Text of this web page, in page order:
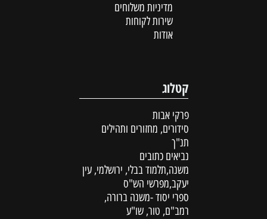
מדיניות משלוחים
שירות לקוחות
אודות
קטלוג
פרקי אבות
סידורים, מחזורים ותהילים
תנ"ך
נביאים כתובים
משנה,תלמוד בבלי, ירושלמי, עין
יעקב,מפרשי הש"ס
ספרי יסוד -משנה ברורה,
רמב"ם, טור, שו"ע